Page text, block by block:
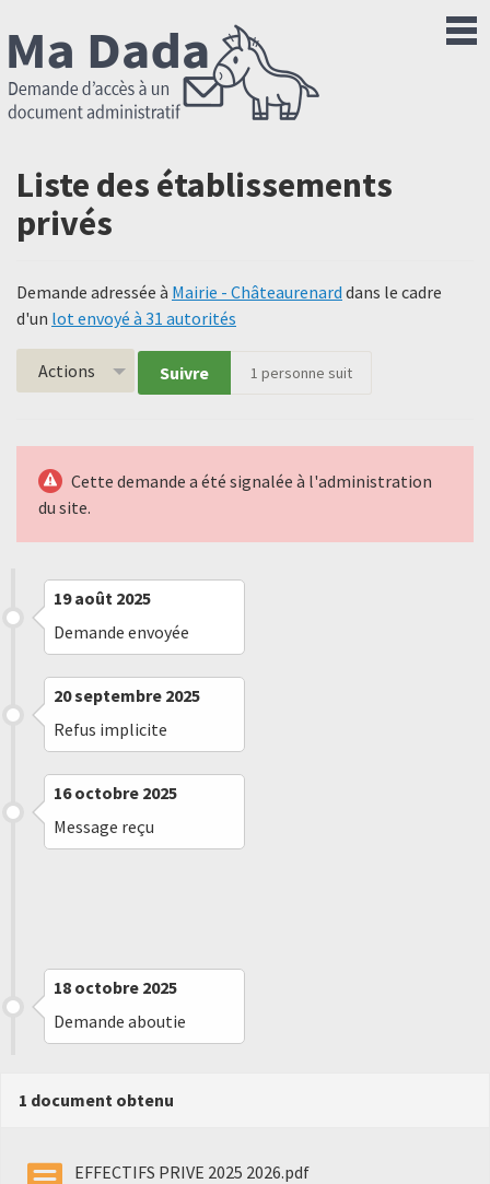
Liste des établissements
privés
Demande adressée à Mairie - Châteaurenard dans le cadre
d'un lot envoyé à 31 autorités
Actions Suivre 1 personne suit
Cette demande a été signalée à l'administration
du site.
19 août 2025
Demande envoyée
20 septembre 2025
Refus implicite
16 octobre 2025
Message reçu
18 octobre 2025
Demande aboutie
1 document obtenu
EFFECTIFS PRIVE 2025 2026.pdf